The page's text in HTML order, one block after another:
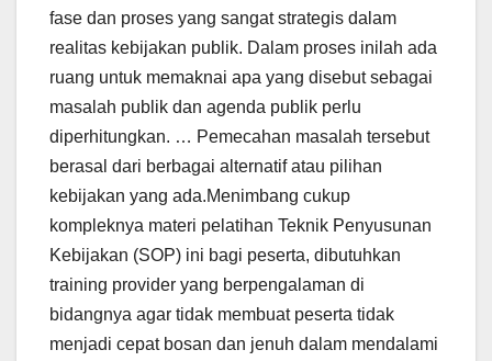
fase dan proses yang sangat strategis dalam
realitas kebijakan publik. Dalam proses inilah ada
ruang untuk memaknai apa yang disebut sebagai
masalah publik dan agenda publik perlu
diperhitungkan. … Pemecahan masalah tersebut
berasal dari berbagai alternatif atau pilihan
kebijakan yang ada.Menimbang cukup
kompleknya materi pelatihan Teknik Penyusunan
Kebijakan (SOP) ini bagi peserta, dibutuhkan
training provider yang berpengalaman di
bidangnya agar tidak membuat peserta tidak
menjadi cepat bosan dan jenuh dalam mendalami